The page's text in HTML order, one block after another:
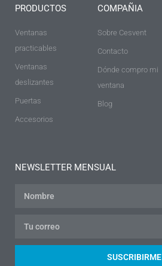
PRODUCTOS
Ventanas
practicables
Ventanas
deslizantes
Puertas
Accesorios
COMPAÑIA
Sobre Cesvent
Contacto
Dónde compro mi
ventana
Blog
NEWSLETTER MENSUAL
SUSCRIBIRME